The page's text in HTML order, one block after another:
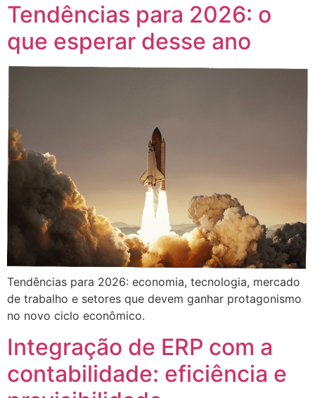
Tendências para 2026: o
que esperar desse ano
Tendências para 2026: economia, tecnologia, mercado
de trabalho e setores que devem ganhar protagonismo
no novo ciclo econômico.
Integração de ERP com a
contabilidade: eficiência e